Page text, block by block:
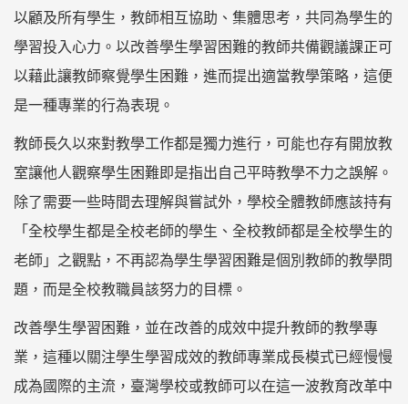
以顧及所有學生，教師相互協助、集體思考，共同為學生的
學習投入心力。以改善學生學習困難的教師共備觀議課正可
以藉此讓教師察覺學生困難，進而提出適當教學策略，這便
是一種專業的行為表現。
教師長久以來對教學工作都是獨力進行，可能也存有開放教
室讓他人觀察學生困難即是指出自己平時教學不力之誤解。
除了需要一些時間去理解與嘗試外，學校全體教師應該持有
「全校學生都是全校老師的學生、全校教師都是全校學生的
老師」之觀點，不再認為學生學習困難是個別教師的教學問
題，而是全校教職員該努力的目標。
改善學生學習困難，並在改善的成效中提升教師的教學專
業，這種以關注學生學習成效的教師專業成長模式已經慢慢
成為國際的主流，臺灣學校或教師可以在這一波教育改革中